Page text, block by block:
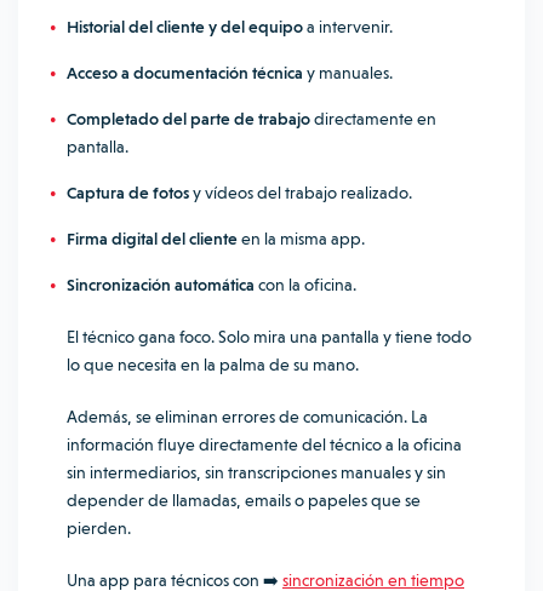
Historial del cliente y del equipoa intervenir.
Acceso a documentación técnica y manuales.
Completado del parte de trabajodirectamente en
pantalla.
Captura de fotosy vídeos del trabajo realizado.
Firma digital del clienteen la misma app.
Sincronización automática con la oficina.
El técnico gana foco. Solo mira una pantalla y tiene todo
lo que necesita en la palma de su mano.
Además, se eliminan errores de comunicación. La
información fluye directamente del técnico a la oficina
sin intermediarios, sin transcripciones manuales y sin
depender de llamadas, emails o papeles que se
pierden.
Una app para técnicos con ➡️ sincronización en tiempo